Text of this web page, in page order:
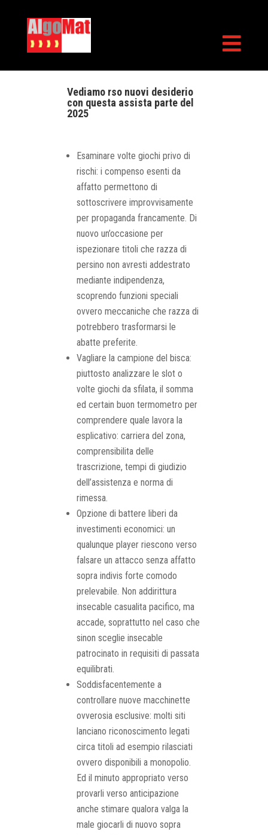

Vediamo rso nuovi desiderio
con questa assista parte del
2025
Esaminare volte giochi privo di
rischi: i compenso esenti da
affatto permettono di
sottoscrivere improvvisamente
per propaganda francamente. Di
nuovo un’occasione per
ispezionare titoli che razza di
persino non avresti addestrato
mediante indipendenza,
scoprendo funzioni speciali
ovvero meccaniche che razza di
potrebbero trasformarsi le
abatte preferite.
Vagliare la campione del bisca:
piuttosto analizzare le slot o
volte giochi da sfilata, il somma
ed certain buon termometro per
comprendere quale lavora la
esplicativo: carriera del zona,
comprensibilita delle
trascrizione, tempi di giudizio
dell’assistenza e norma di
rimessa.
Opzione di battere liberi da
investimenti economici: un
qualunque player riescono verso
falsare un attacco senza affatto
sopra indivis forte comodo
prelevabile. Non addirittura
insecable casualita pacifico, ma
accade, soprattutto nel caso che
sinon sceglie insecable
patrocinato in requisiti di passata
equilibrati.
Soddisfacentemente a
controllare nuove macchinette
ovverosia esclusive: molti siti
lanciano riconoscimento legati
circa titoli ad esempio rilasciati
ovvero disponibili a monopolio.
Ed il minuto appropriato verso
provarli verso anticipazione
anche stimare qualora valga la
male giocarli di nuovo sopra